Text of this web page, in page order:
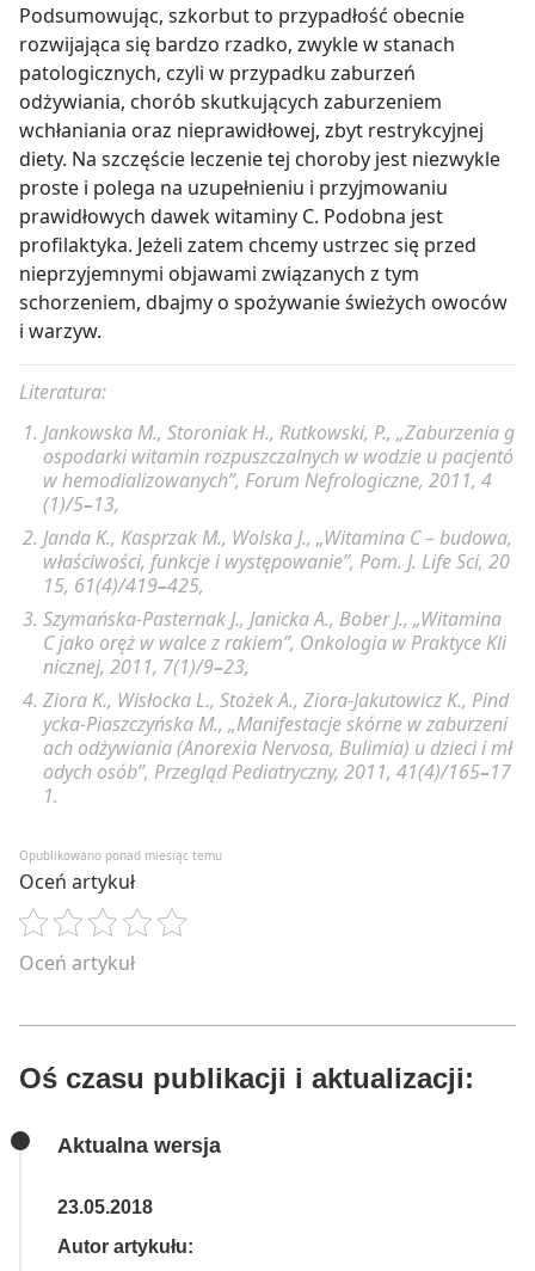
Podsumowując, szkorbut to przypadłość obecnie
rozwijająca się bardzo rzadko, zwykle w stanach
patologicznych, czyli w przypadku zaburzeń
odżywiania, chorób skutkujących zaburzeniem
wchłaniania oraz nieprawidłowej, zbyt restrykcyjnej
diety. Na szczęście leczenie tej choroby jest niezwykle
proste i polega na uzupełnieniu i przyjmowaniu
prawidłowych dawek witaminy C. Podobna jest
profilaktyka. Jeżeli zatem chcemy ustrzec się przed
nieprzyjemnymi objawami związanych z tym
schorzeniem, dbajmy o spożywanie świeżych owoców
i warzyw.
Literatura:
Jankowska M., Storoniak H., Rutkowski, P., „Zaburzenia g
ospodarki witamin rozpuszczalnych w wodzie u pacjentó
w hemodializowanych”, Forum Nefrologiczne, 2011, 4
(1)/5–13,
Janda K., Kasprzak M., Wolska J., „Witamina C – budowa,
właściwości, funkcje i występowanie”, Pom. J. Life Sci, 20
15, 61(4)/419–425,
Szymańska-Pasternak J., Janicka A., Bober J., „Witamina
C jako oręż w walce z rakiem”, Onkologia w Praktyce Kli
nicznej, 2011, 7(1)/9–23,
Ziora K., Wisłocka L., Stożek A., Ziora-Jakutowicz K., Pind
ycka-Piaszczyńska M., „Manifestacje skórne w zaburzeni
ach odżywiania (Anorexia Nervosa, Bulimia) u dzieci i mł
odych osób”, Przegląd Pediatryczny, 2011, 41(4)/165–17
1.
Opublikowano ponad miesiąc temu
Oceń artykuł
Oceń artykuł
Oś czasu publikacji i aktualizacji:
Aktualna wersja
23.05.2018
Autor artykułu: